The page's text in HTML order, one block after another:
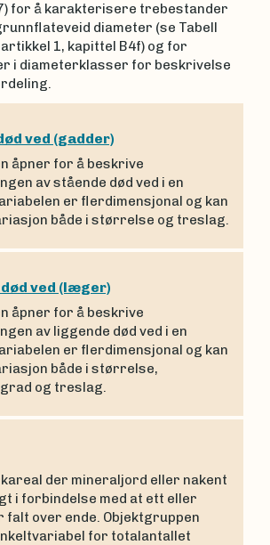
for å karakterisere trebestander
diameter (se Tabell
artikkel 1, kapittel B4f) og for
i diameterklasser for beskrivelse
ved (gadder)
åpner for å beskrive
av stående død ved i en
er flerdimensjonal og kan
både i størrelse og treslag.
ved (læger)
åpner for å beskrive
av liggende død ved i en
er flerdimensjonal og kan
både i størrelse,
og treslag.
der mineraljord eller nakent
i forbindelse med at ett eller
over ende. Objektgruppen
for totalantallet